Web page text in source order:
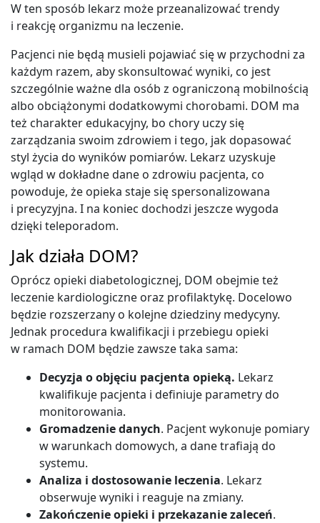
W ten sposób lekarz może przeanalizować trendy
i reakcję organizmu na leczenie.
Pacjenci nie będą musieli pojawiać się w przychodni za
każdym razem, aby skonsultować wyniki, co jest
szczególnie ważne dla osób z ograniczoną mobilnością
albo obciążonymi dodatkowymi chorobami. DOM ma
też charakter edukacyjny, bo chory uczy się
zarządzania swoim zdrowiem i tego, jak dopasować
styl życia do wyników pomiarów. Lekarz uzyskuje
wgląd w dokładne dane o zdrowiu pacjenta, co
powoduje, że opieka staje się spersonalizowana
i precyzyjna. I na koniec dochodzi jeszcze wygoda
dzięki teleporadom.
Jak działa DOM?
Oprócz opieki diabetologicznej, DOM obejmie też
leczenie kardiologiczne oraz profilaktykę. Docelowo
będzie rozszerzany o kolejne dziedziny medycyny.
Jednak procedura kwalifikacji i przebiegu opieki
w ramach DOM będzie zawsze taka sama:
Decyzja o objęciu pacjenta opieką. Lekarz
kwalifikuje pacjenta i definiuje parametry do
monitorowania.
Gromadzenie danych. Pacjent wykonuje pomiary
w warunkach domowych, a dane trafiają do
systemu.
Analiza i dostosowanie leczenia. Lekarz
obserwuje wyniki i reaguje na zmiany.
Zakończenie opieki i przekazanie zaleceń.